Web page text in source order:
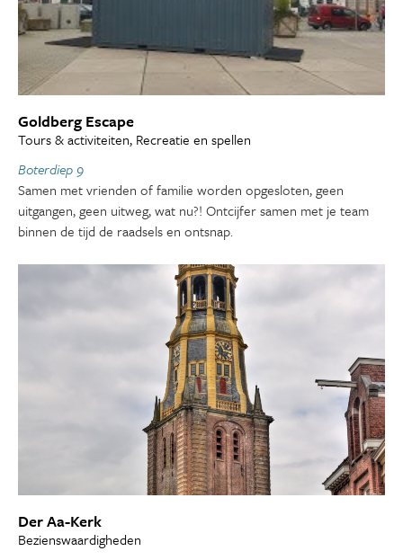
Goldberg Escape
Tours & activiteiten, Recreatie en spellen
Boterdiep 9
Samen met vrienden of familie worden opgesloten, geen
uitgangen, geen uitweg, wat nu?! Ontcijfer samen met je team
binnen de tijd de raadsels en ontsnap.
Der Aa-Kerk
Bezienswaardigheden